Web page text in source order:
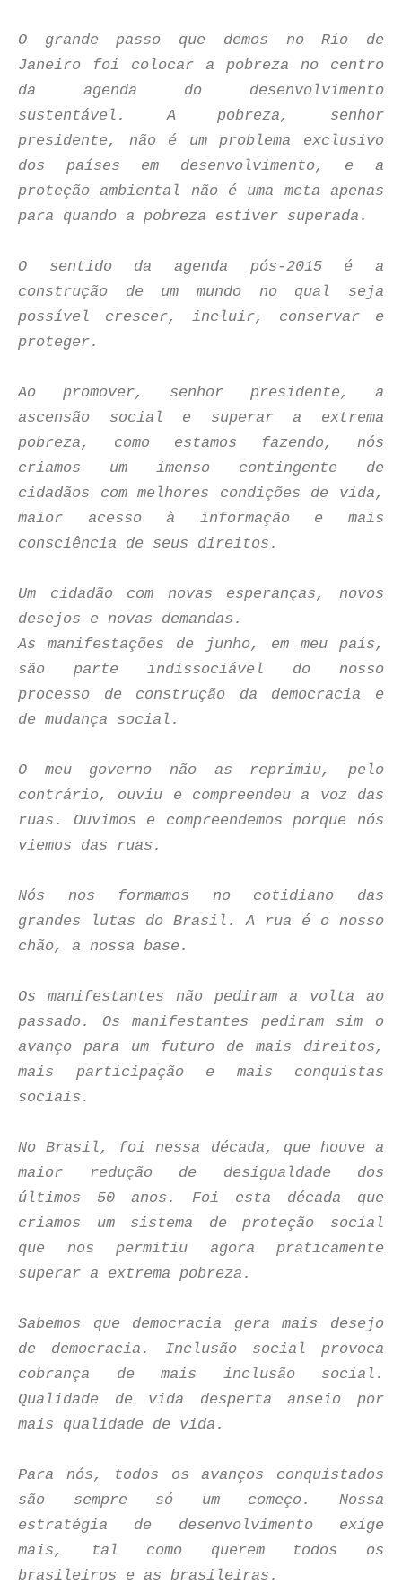
O grande passo que demos no Rio de
Janeiro foi colocar a pobreza no centro
da agenda do desenvolvimento
sustentável. A pobreza, senhor
presidente, não é um problema exclusivo
dos países em desenvolvimento, e a
proteção ambiental não é uma meta apenas
para quando a pobreza estiver superada.
O sentido da agenda pós-2015 é a
construção de um mundo no qual seja
possível crescer, incluir, conservar e
proteger.
Ao promover, senhor presidente, a
ascensão social e superar a extrema
pobreza, como estamos fazendo, nós
criamos um imenso contingente de
cidadãos com melhores condições de vida,
maior acesso à informação e mais
consciência de seus direitos.
Um cidadão com novas esperanças, novos
desejos e novas demandas.
As manifestações de junho, em meu país,
são parte indissociável do nosso
processo de construção da democracia e
de mudança social.
O meu governo não as reprimiu, pelo
contrário, ouviu e compreendeu a voz das
ruas. Ouvimos e compreendemos porque nós
viemos das ruas.
Nós nos formamos no cotidiano das
grandes lutas do Brasil. A rua é o nosso
chão, a nossa base.
Os manifestantes não pediram a volta ao
passado. Os manifestantes pediram sim o
avanço para um futuro de mais direitos,
mais participação e mais conquistas
sociais.
No Brasil, foi nessa década, que houve a
maior redução de desigualdade dos
últimos 50 anos. Foi esta década que
criamos um sistema de proteção social
que nos permitiu agora praticamente
superar a extrema pobreza.
Sabemos que democracia gera mais desejo
de democracia. Inclusão social provoca
cobrança de mais inclusão social.
Qualidade de vida desperta anseio por
mais qualidade de vida.
Para nós, todos os avanços conquistados
são sempre só um começo. Nossa
estratégia de desenvolvimento exige
mais, tal como querem todos os
brasileiros e as brasileiras.